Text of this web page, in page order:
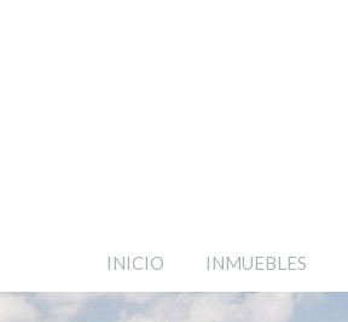
INICIO INMUEBLES